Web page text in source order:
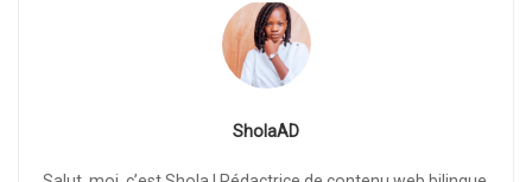
SholaAD